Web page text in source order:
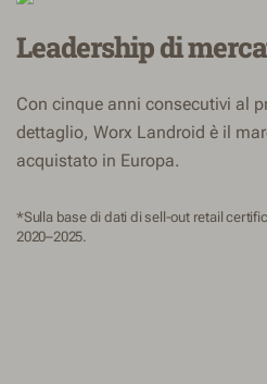
Leadership di
Con cinque anni consecutivi al
dettaglio, Worx Landroid è il
acquistato in Europa.
*Sulla base di dati di sell-out retail
2020–2025.